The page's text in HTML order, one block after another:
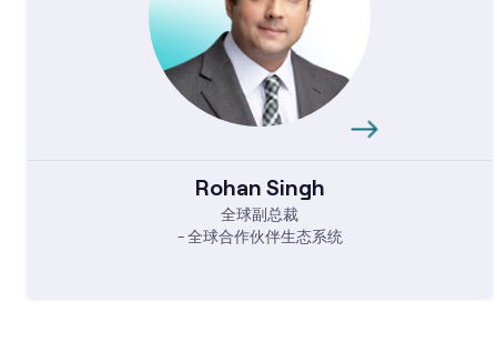
Rohan Singh
全球副总裁
- 全球合作伙伴生态系统